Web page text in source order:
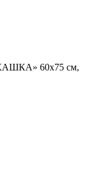
60x75 см,